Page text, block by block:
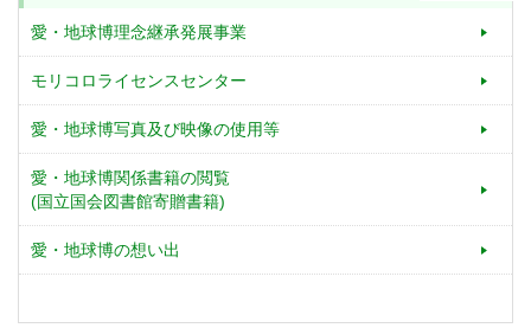
愛・地球博理念継承発展事業
モリコロライセンスセンター
愛・地球博写真及び映像の使用等
愛・地球博関係書籍の閲覧
(国立国会図書館寄贈書籍)
愛・地球博の想い出